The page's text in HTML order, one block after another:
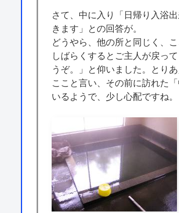
さて、中に入り「日帰り入浴
きます」との回答が。
どうやら、他の所と同じく、
しばらくするとご主人が戻っ
うぞ。」と仰いました。とり
ここと言い、その前に訪れた
いるようで、少し心配ですね。